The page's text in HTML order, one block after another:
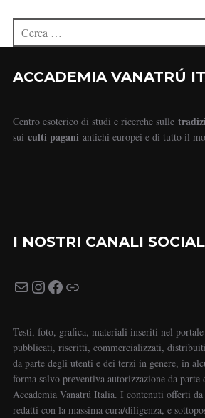
ACCADEMIA VANATRÚ
Centro esoterico di studi e ricerche sulle
sui culti pagani antichi europei e di tutto il
I NOSTRI CANALI SOCIAL
Testi, foto, grafica, materiali inseriti nel portale
pubblicati, riscritti, commercializzati,
da parte degli utenti e dei terzi in genere, in
forma salvo preventiva autorizzazione da parte
Accademia Vanatrú Italia. I contenuti offerti da
redatti con la massima cura/diligenza, e